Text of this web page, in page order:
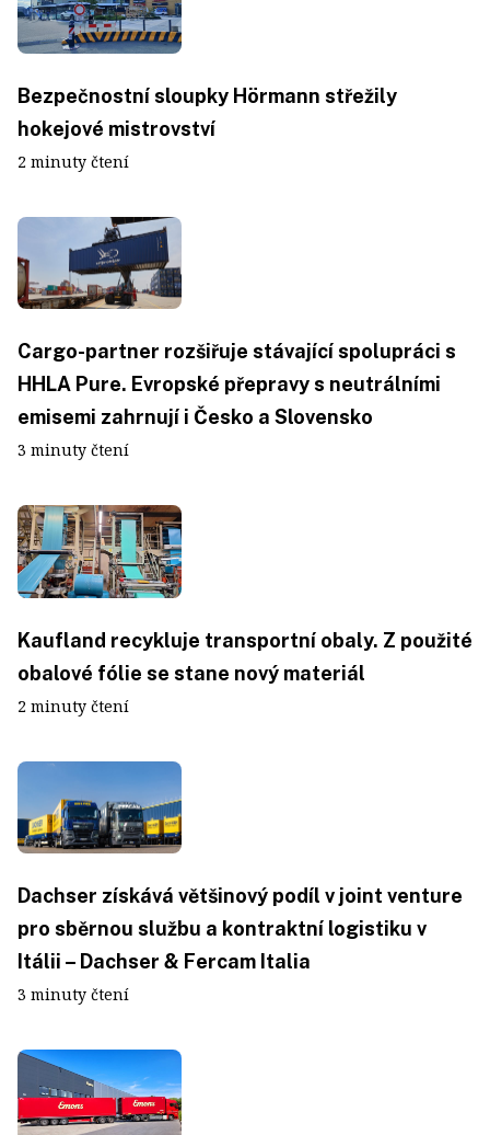
Bezpečnostní sloupky Hörmann střežily
hokejové mistrovství
2 minuty čtení
Cargo-partner rozšiřuje stávající spolupráci s
HHLA Pure. Evropské přepravy s neutrálními
emisemi zahrnují i Česko a Slovensko
3 minuty čtení
Kaufland recykluje transportní obaly. Z použité
obalové fólie se stane nový materiál
2 minuty čtení
Dachser získává většinový podíl v joint venture
pro sběrnou službu a kontraktní logistiku v
Itálii – Dachser & Fercam Italia
3 minuty čtení